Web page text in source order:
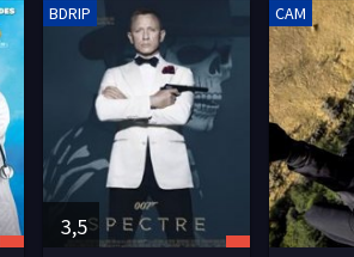
3,5
BDRIP CAM